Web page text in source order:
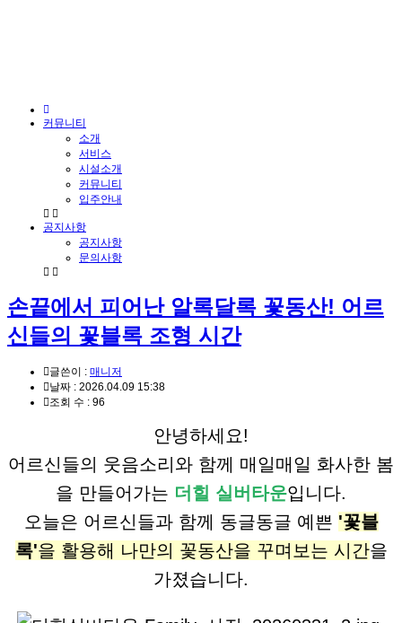
커뮤니티
소개
서비스
시설소개
커뮤니티
입주안내
공지사항
공지사항
문의사항
손끝에서 피어난 알록달록 꽃동산! 어르
신들의 꽃블록 조형 시간
글쓴이 : 매니저
날짜 : 2026.04.09 15:38
조회 수 : 96
안녕하세요!
어르신들의 웃음소리와 함께 매일매일 화사한 봄
을 만들어가는 더힐 실버타운입니다.
오늘은 어르신들과 함께 동글동글 예쁜 '꽃블
록'을 활용해 나만의 꽃동산을 꾸며보는 시간을
가졌습니다.